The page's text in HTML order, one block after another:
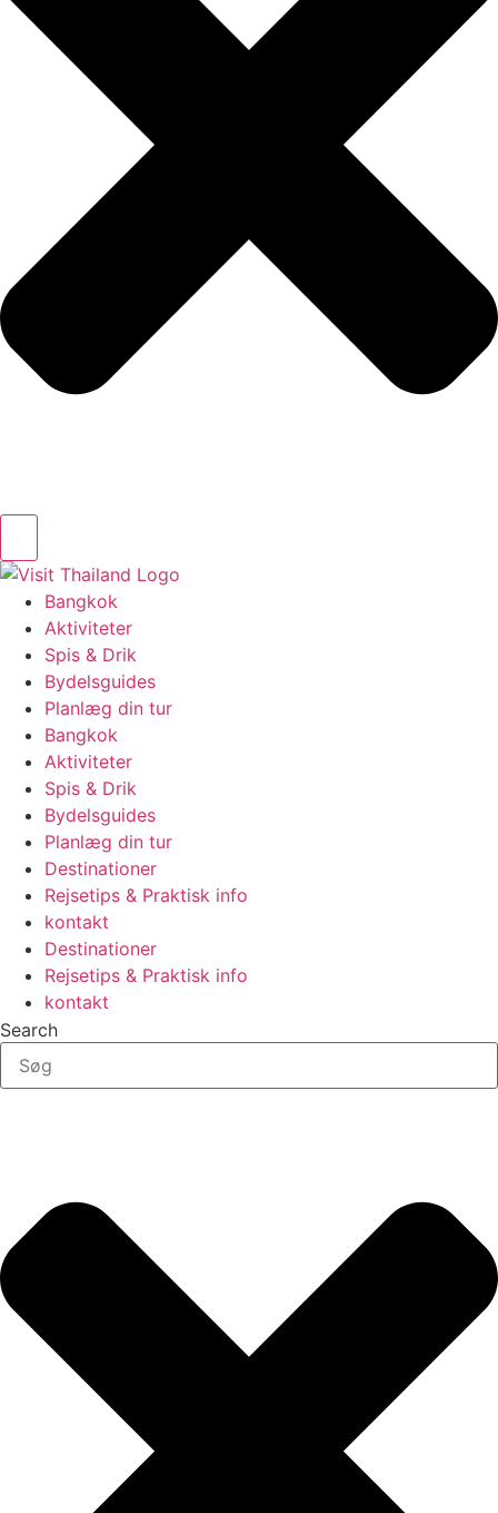
Bangkok
Aktiviteter
Spis & Drik
Bydelsguides
Planlæg din tur
Bangkok
Aktiviteter
Spis & Drik
Bydelsguides
Planlæg din tur
Destinationer
Rejsetips & Praktisk info
kontakt
Destinationer
Rejsetips & Praktisk info
kontakt
Search